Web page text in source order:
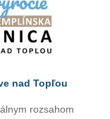
nad Topľou
rozsahom